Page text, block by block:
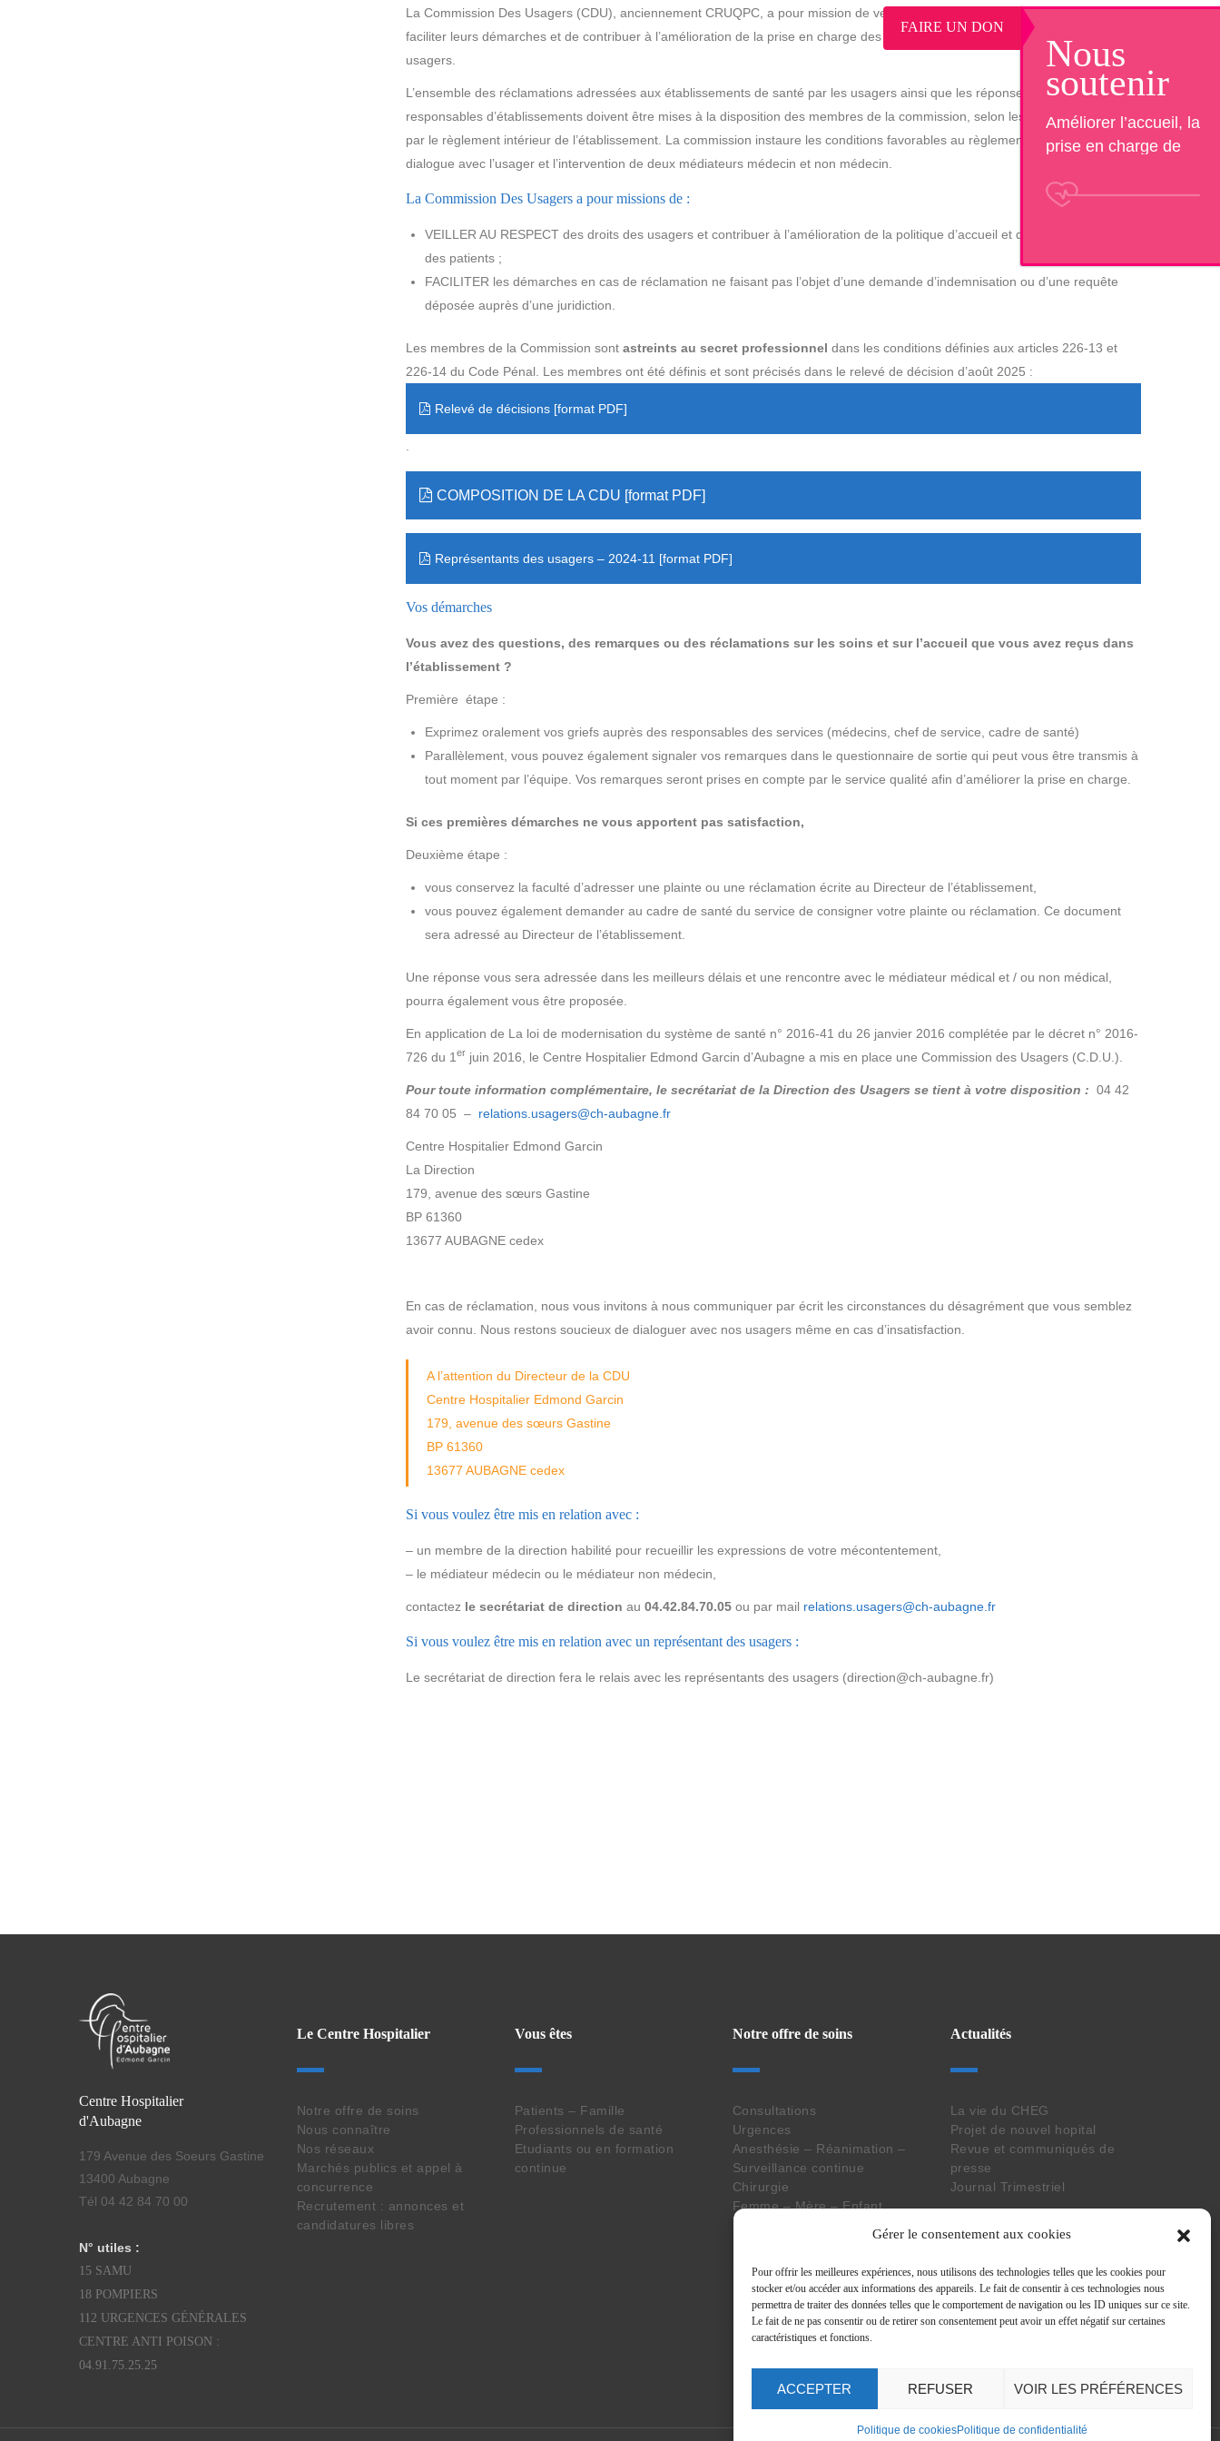
Gérer le consentement aux cookies
Pour offrir les meilleures expériences, nous utilisons des technologies telles que les cookies pour
stocker et/ou accéder aux informations des appareils. Le fait de consentir à ces technologies nous
permettra de traiter des données telles que le comportement de navigation ou les ID uniques sur ce site.
Le fait de ne pas consentir ou de retirer son consentement peut avoir un effet négatif sur certaines
caractéristiques et fonctions.
ACCEPTER REFUSER VOIR LES PRÉFÉRENCES
Politique de cookiesPolitique de confidentialité
La Commission Des Usagers (CDU), anciennement CRUQPC, a pour mission de veiller au respect des droits des usagers, de
faciliter leurs démarches et de contribuer à l’amélioration de la prise en charge des malades en associant les représentants des
usagers.
L’ensemble des réclamations adressées aux établissements de santé par les usagers ainsi que les réponses apportées par les
responsables d’établissements doivent être mises à la disposition des membres de la commission, selon les modalités définies
par le règlement intérieur de l’établissement. La commission instaure les conditions favorables au règlement des litiges par le
dialogue avec l’usager et l’intervention de deux médiateurs médecin et non médecin.
La Commission Des Usagers a pour missions de :
VEILLER AU RESPECT des droits des usagers et contribuer à l’amélioration de la politique d’accueil et de la prise en charge
des patients ;
FACILITER les démarches en cas de réclamation ne faisant pas l’objet d’une demande d’indemnisation ou d’une requête
déposée auprès d’une juridiction.
Les membres de la Commission sont astreints au secret professionnel dans les conditions définies aux articles 226-13 et
226-14 du Code Pénal. Les membres ont été définis et sont précisés dans le relevé de décision d’août 2025 :
Relevé de décisions
COMPOSITION DE LA CDU
Représentants des usagers – 2024-11
Vos démarches
Vous avez des questions, des remarques ou des réclamations sur les soins et sur l’accueil que vous avez reçus dans
l’établissement ?
Première étape :
Exprimez oralement vos griefs auprès des responsables des services (médecins, chef de service, cadre de santé)
Parallèlement, vous pouvez également signaler vos remarques dans le questionnaire de sortie qui peut vous être transmis à
tout moment par l’équipe. Vos remarques seront prises en compte par le service qualité afin d’améliorer la prise en charge.
Si ces premières démarches ne vous apportent pas satisfaction,
Deuxième étape :
vous conservez la faculté d’adresser une plainte ou une réclamation écrite au Directeur de l’établissement,
vous pouvez également demander au cadre de santé du service de consigner votre plainte ou réclamation. Ce document
sera adressé au Directeur de l’établissement.
Une réponse vous sera adressée dans les meilleurs délais et une rencontre avec le médiateur médical et / ou non médical,
pourra également vous être proposée.
En application de La loi de modernisation du système de santé n° 2016-41 du 26 janvier 2016 complétée par le décret n° 2016-
726 du 1 er juin 2016, le Centre Hospitalier Edmond Garcin d’Aubagne a mis en place une Commission des Usagers (C.D.U.).
Pour toute information complémentaire, le secrétariat de la Direction des Usagers se tient à votre disposition : 04 42
84 70 05 – relations.usagers@ch-aubagne.fr
Centre Hospitalier Edmond Garcin
La Direction
179, avenue des sœurs Gastine
BP 61360
13677 AUBAGNE cedex
En cas de réclamation, nous vous invitons à nous communiquer par écrit les circonstances du désagrément que vous semblez
avoir connu. Nous restons soucieux de dialoguer avec nos usagers même en cas d’insatisfaction.
A l’attention du Directeur de la CDU
Centre Hospitalier Edmond Garcin
179, avenue des sœurs Gastine
BP 61360
13677 AUBAGNE cedex
Si vous voulez être mis en relation avec :
– un membre de la direction habilité pour recueillir les expressions de votre mécontentement,
– le médiateur médecin ou le médiateur non médecin,
contactez le secrétariat de direction au 04.42.84.70.05 ou par mail relations.usagers@ch-aubagne.fr
Si vous voulez être mis en relation avec un représentant des usagers :
Le secrétariat de direction fera le relais avec les représentants des usagers (direction@ch-aubagne.fr)
Centre Hospitalier
d'Aubagne
179 Avenue des Soeurs Gastine
13400 Aubagne
Tél 04 42 84 70 00
N° utiles :
15 SAMU
18 POMPIERS
112 URGENCES GÉNÉRALES
CENTRE ANTI POISON :
04.91.75.25.25
Le Centre Hospitalier
Notre offre de soins
Nous connaître
Nos réseaux
Marchés publics et appel à
concurrence
Recrutement : annonces et
candidatures libres
Vous êtes
Patients – Famille
Professionnels de santé
Etudiants ou en formation
continue
Notre offre de soins
Consultations
Urgences
Anesthésie – Réanimation –
Surveillance continue
Chirurgie
Femme – Mère – Enfant
Personne en situation de
Handicap
Services transversaux
Actualités
La vie du CHEG
Projet de nouvel hopital
Revue et communiqués de
presse
Journal Trimestriel
Suivez nos actus
Nous
soutenir
Améliorer l’accueil, la
prise en charge de
vie au travail.Aidez
innovants !
FAIRE UN DON